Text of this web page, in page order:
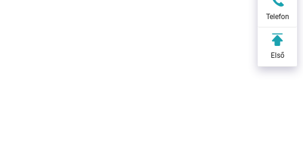
Telefon
Első